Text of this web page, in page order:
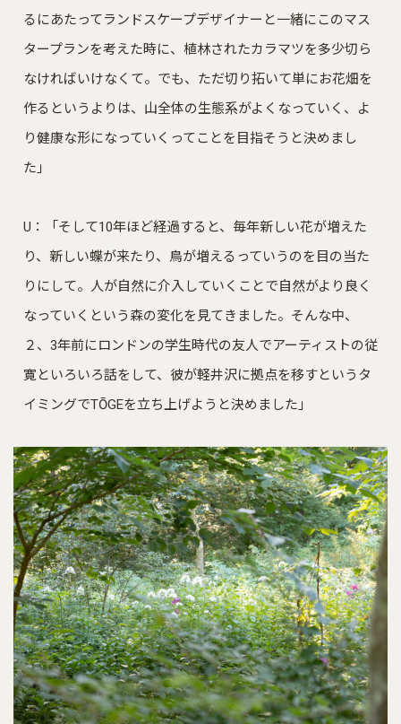
るにあたってランドスケープデザイナーと一緒にこのマス
タープランを考えた時に、植林されたカラマツを多少切ら
なければいけなくて。でも、ただ切り拓いて単にお花畑を
作るというよりは、山全体の生態系がよくなっていく、よ
り健康な形になっていくってことを目指そうと決めまし
た」
U：「そして10年ほど経過すると、毎年新しい花が増えた
り、新しい蝶が来たり、鳥が増えるっていうのを目の当た
りにして。人が自然に介入していくことで自然がより良く
なっていくという森の変化を見てきました。そんな中、
２、3年前にロンドンの学生時代の友人でアーティストの従
寛といろいろ話をして、彼が軽井沢に拠点を移すというタ
イミングでTŌGEを立ち上げようと決めました」